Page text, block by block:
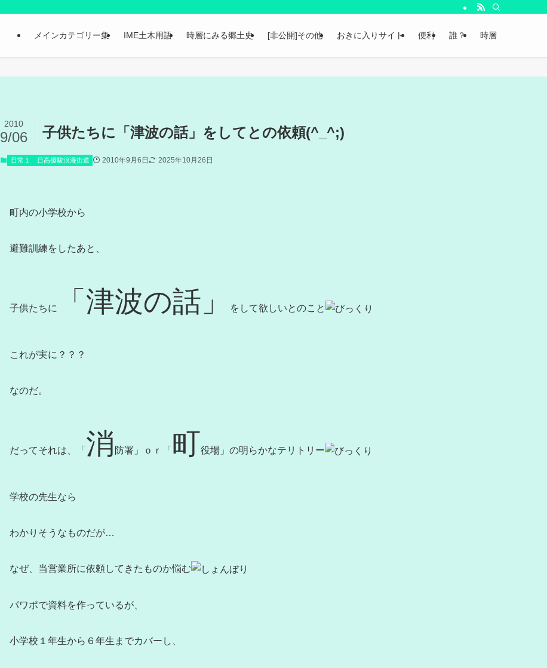
メインカテゴリー集 IME土木用語 時層にみる郷土史 [非公開]その他 おきに入りサイト 便利 誰？ 時層
子供たちに「津波の話」をしてとの依頼(^_^;)
2010
9/06
日常１ 日高優駿浪漫街道 2010年9月6日 2025年10月26日
町内の小学校から
避難訓練をしたあと、
子供たちに 「津波の話」 をして欲しいとのこと
これが実に？？？
なのだ。
だってそれは、「 消 防署」ｏｒ「 町役場」の明らかなテリトリー
学校の先生なら
わかりそうなものだが…
なぜ、当営業所に依頼してきたものか悩む
パワポで資料を作っているが、
小学校１年生から６年生までカバーし、